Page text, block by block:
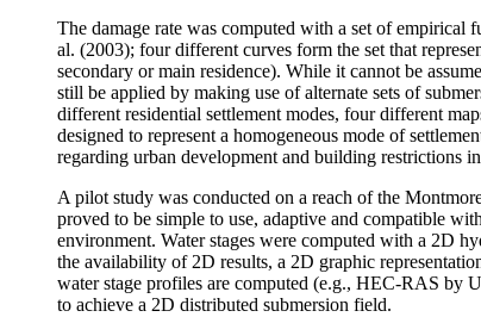
The damage rate was computed with a set of
al. (2003); four different curves form the set that
secondary or main residence). While it cannot be
still be applied by making use of alternate sets of
different residential settlement modes, four different
designed to represent a homogeneous mode of
regarding urban development and building restrictions
A pilot study was conducted on a reach of the
proved to be simple to use, adaptive and compatible
environment. Water stages were computed with a 2D
the availability of 2D results, a 2D graphic
water stage profiles are computed (e.g., HEC-RAS by
to achieve a 2D distributed submersion field.